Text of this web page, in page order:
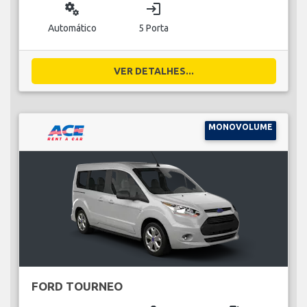
miscellaneous_services
Automático
login
5 Porta
VER DETALHES...
MONOVOLUME
FORD TOURNEO